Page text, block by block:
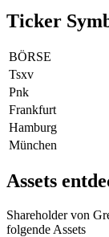
Ticker
BÖRSE
Tsxv
Pnk
Frankfurt
Hamburg
München
Assets
Shareholder von
folgende Assets